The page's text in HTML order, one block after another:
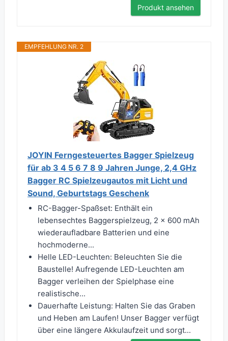
Produkt ansehen
EMPFEHLUNG NR. 2
JOYIN Ferngesteuertes Bagger Spielzeug
für ab 3 4 5 6 7 8 9 Jahren Junge, 2,4 GHz
Bagger RC Spielzeugautos mit Licht und
Sound, Geburtstags Geschenk
RC-Bagger-Spaßset: Enthält ein
lebensechtes Baggerspielzeug, 2 x 600 mAh
wiederaufladbare Batterien und eine
hochmoderne...
Helle LED-Leuchten: Beleuchten Sie die
Baustelle! Aufregende LED-Leuchten am
Bagger verleihen der Spielphase eine
realistische...
Dauerhafte Leistung: Halten Sie das Graben
und Heben am Laufen! Unser Bagger verfügt
über eine längere Akkulaufzeit und sorgt...